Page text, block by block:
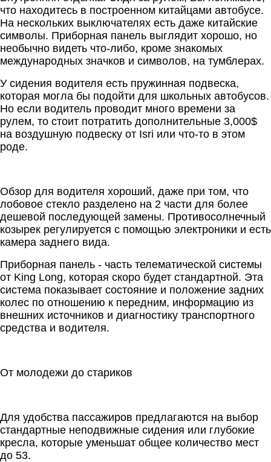
что находитесь в построенном китайцами автобусе.
На нескольких выключателях есть даже китайские
символы. Приборная панель выглядит хорошо, но
необычно видеть что-либо, кроме знакомых
международных значков и символов, на тумблерах.
У сидения водителя есть пружинная подвеска,
которая могла бы подойти для школьных автобусов.
Но если водитель проводит много времени за
рулем, то стоит потратить дополнительные 3,000$
на воздушную подвеску от Isri или что-то в этом
роде.
Обзор для водителя хороший, даже при том, что
лобовое стекло разделено на 2 части для более
дешевой последующей замены. Противосолнечный
козырек регулируется с помощью электроники и есть
камера заднего вида.
Приборная панель - часть телематической системы
от King Long, которая скоро будет стандартной. Эта
система показывает состояние и положение задних
колес по отношению к передним, информацию из
внешних источников и диагностику транспортного
средства и водителя.
От молодежи до стариков
Для удобства пассажиров предлагаются на выбор
стандартные неподвижные сидения или глубокие
кресла, которые уменьшат общее количество мест
до 53.